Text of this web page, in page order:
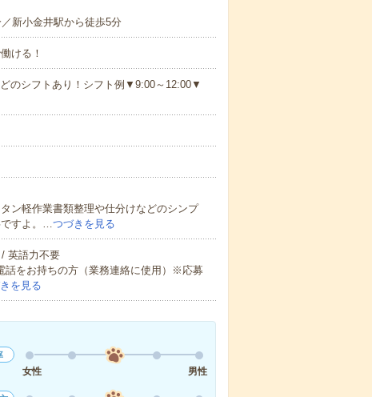
新小金井駅から徒歩5分
ける！
のシフトあり！シフト例▼9:00～12:00▼
ン軽作業書類整理や仕分けなどのシンプ
ですよ。…つづきを見る
英語力不要
をお持ちの方（業務連絡に使用）※応募
を見る
女性
男性